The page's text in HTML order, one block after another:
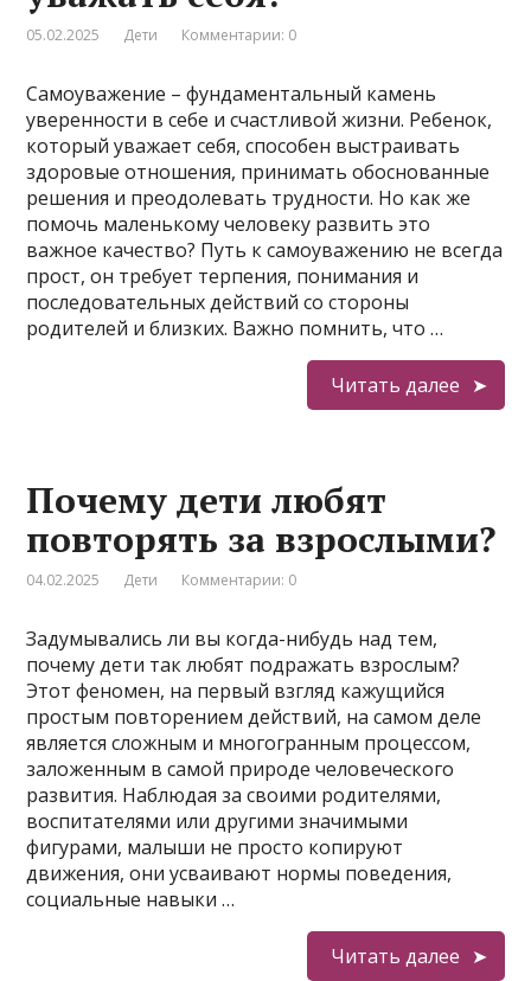
05.02.2025 Дети Комментарии: 0
Самоуважение – фундаментальный камень
уверенности в себе и счастливой жизни. Ребенок,
который уважает себя, способен выстраивать
здоровые отношения, принимать обоснованные
решения и преодолевать трудности. Но как же
помочь маленькому человеку развить это
важное качество? Путь к самоуважению не всегда
прост, он требует терпения, понимания и
последовательных действий со стороны
родителей и близких. Важно помнить, что …
Читать далее
Почему дети любят
повторять за взрослыми?
04.02.2025 Дети Комментарии: 0
Задумывались ли вы когда-нибудь над тем,
почему дети так любят подражать взрослым?
Этот феномен, на первый взгляд кажущийся
простым повторением действий, на самом деле
является сложным и многогранным процессом,
заложенным в самой природе человеческого
развития. Наблюдая за своими родителями,
воспитателями или другими значимыми
фигурами, малыши не просто копируют
движения, они усваивают нормы поведения,
социальные навыки …
Читать далее